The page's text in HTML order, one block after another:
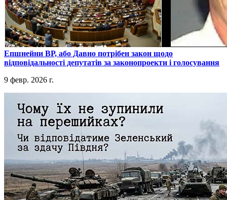
​Епшнейни ВР, або Давно потрібен закон щодо
відповідальності депутатів за законопроекти і голосування
9 февр. 2026 г.